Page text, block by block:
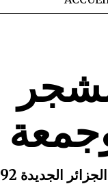
الجزائر الجديدة 92